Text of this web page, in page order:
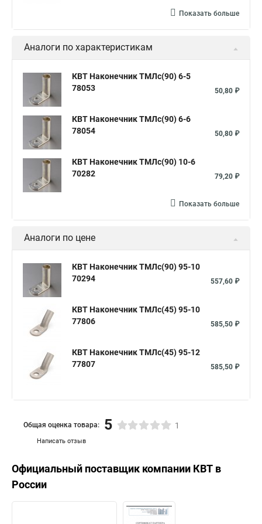
Показать больше
Аналоги по характеристикам
КВТ Наконечник ТМЛс(90) 6-5
78053
50,80 ₽
КВТ Наконечник ТМЛс(90) 6-6
78054
50,80 ₽
КВТ Наконечник ТМЛс(90) 10-6
70282
79,20 ₽
Показать больше
Аналоги по цене
КВТ Наконечник ТМЛс(90) 95-10
70294
557,60 ₽
КВТ Наконечник ТМЛс(45) 95-10
77806
585,50 ₽
КВТ Наконечник ТМЛс(45) 95-12
77807
585,50 ₽
Написать отзыв
Общая оценка товара: 5 1
Официальный поставщик компании КВТ в
России